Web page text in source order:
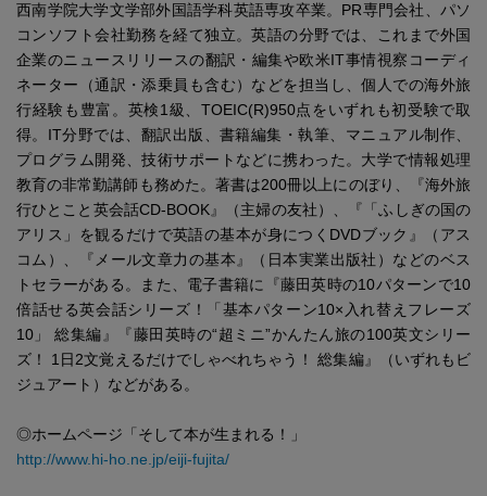
西南学院大学文学部外国語学科英語専攻卒業。PR専門会社、パソ
コンソフト会社勤務を経て独立。英語の分野では、これまで外国
企業のニュースリリースの翻訳・編集や欧米IT事情視察コーディ
ネーター（通訳・添乗員も含む）などを担当し、個人での海外旅
行経験も豊富。英検1級、TOEIC(R)950点をいずれも初受験で取
得。IT分野では、翻訳出版、書籍編集・執筆、マニュアル制作、
プログラム開発、技術サポートなどに携わった。大学で情報処理
教育の非常勤講師も務めた。著書は200冊以上にのぼり、『海外旅
行ひとこと英会話CD-BOOK』（主婦の友社）、『「ふしぎの国の
アリス」を観るだけで英語の基本が身につくDVDブック』（アス
コム）、『メール文章力の基本』（日本実業出版社）などのベス
トセラーがある。また、電子書籍に『藤田英時の10パターンで10
倍話せる英会話シリーズ！「基本パターン10×入れ替えフレーズ
10」 総集編』『藤田英時の“超ミニ”かんたん旅の100英文シリー
ズ！ 1日2文覚えるだけでしゃべれちゃう！ 総集編』（いずれもビ
ジュアート）などがある。
◎ホームページ「そして本が生まれる！」
http://www.hi-ho.ne.jp/eiji-fujita/